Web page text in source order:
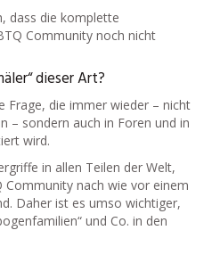
dass die komplette
Community noch nicht
dieser Art?
Frage, die immer wieder – nicht
– sondern auch in Foren und in
wird.
in allen Teilen der Welt,
Community nach wie vor einem
Daher ist es umso wichtiger,
und Co. in den